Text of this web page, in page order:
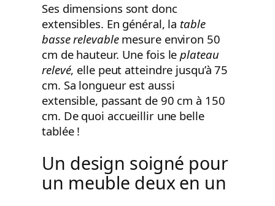
Ses dimensions sont donc
extensibles. En général, la table
basse relevablemesure environ 50
cm de hauteur. Une fois leplateau
relevé, elle peut atteindre jusqu’à 75
cm. Sa longueur est aussi
extensible, passant de 90 cm à 150
cm. De quoi accueillir une belle
tablée !
Un design soigné pour
un meuble deux en un